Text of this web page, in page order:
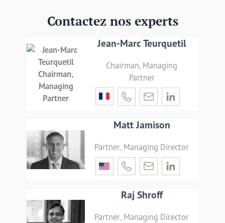
Contactez nos experts
Jean-Marc Teurquetil
Chairman, Managing
Partner
Matt Jamison
Partner, Managing Director
Raj Shroff
Partner, Managing Director